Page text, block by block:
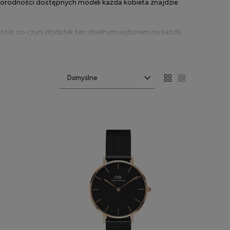
dostępnych modeli każda kobieta znajdzie
co czyni dodatek ten idealnym wyborem na każdą
stanowią doskonałe połączenie funkcjonalności i
swojej lekkości i elastyczności. Różnorodność kolorów
stylizacjach, dodając im subtelnej elegancji. Ich
i funkcjonalność w jednym. Niezależnie od okazji, taki
dodatek do eleganckiego wizerunku. W formalnych
obecność na nadgarstku świadczy o dobrym